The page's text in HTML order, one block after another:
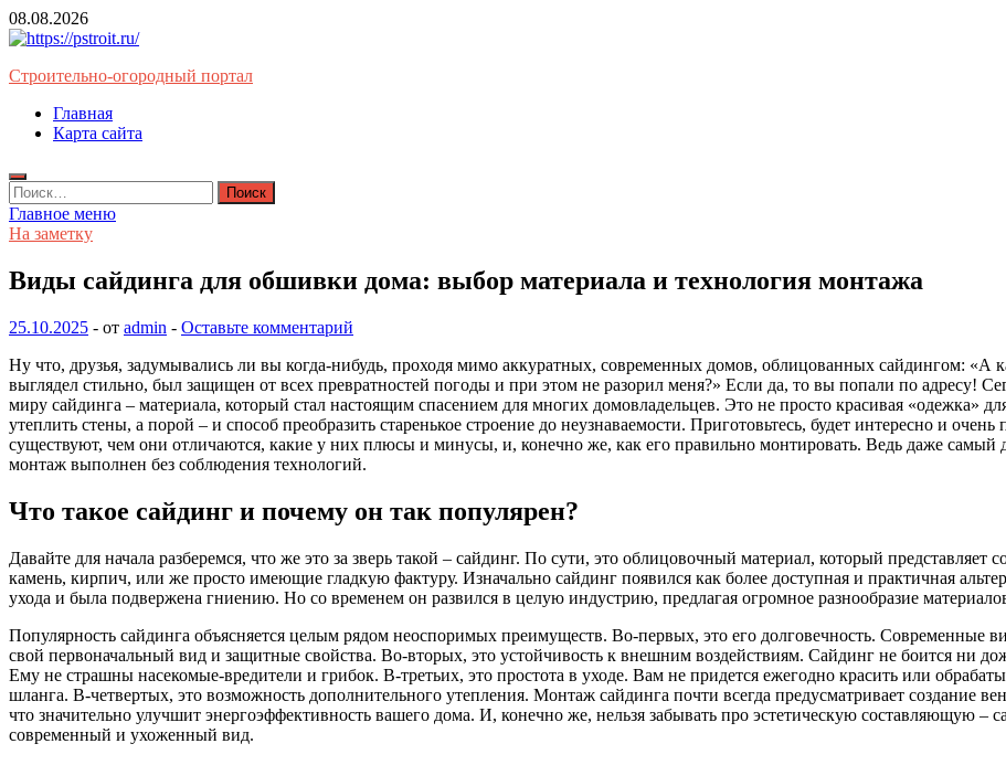
Перейти
к
08.08.2026
Строительно-огородный портал
Главная
Карта сайта
Найти:
Главное меню
На заметку
Виды сайдинга для обшивки дома: выбор материала и технология монтажа
25.10.2025 - от admin - Оставьте комментарий
Ну что, друзья, задумывались ли вы когда-нибудь, проходя мимо аккуратных, современных домов, облицованных сайдингом: «А
выглядел стильно, был защищен от всех превратностей погоды и при этом не разорил меня?» Если да, то вы попали по адресу!
миру сайдинга – материала, который стал настоящим спасением для многих домовладельцев. Это не просто красивая «одежка»
утеплить стены, а порой – и способ преобразить старенькое строение до неузнаваемости. Приготовьтесь, будет интересно и
существуют, чем они отличаются, какие у них плюсы и минусы, и, конечно же, как его правильно монтировать. Ведь даже самый
монтаж выполнен без соблюдения технологий.
Что такое сайдинг и почему он так популярен?
Давайте для начала разберемся, что же это за зверь такой – сайдинг. По сути, это облицовочный материал, который
камень, кирпич, или же просто имеющие гладкую фактуру. Изначально сайдинг появился как более доступная и практичная
ухода и была подвержена гниению. Но со временем он развился в целую индустрию, предлагая огромное разнообразие
Популярность сайдинга объясняется целым рядом неоспоримых преимуществ. Во-первых, это его долговечность. Современные
свой первоначальный вид и защитные свойства. Во-вторых, это устойчивость к внешним воздействиям. Сайдинг не боится ни
Ему не страшны насекомые-вредители и грибок. В-третьих, это простота в уходе. Вам не придется ежегодно красить или
шланга. В-четвертых, это возможность дополнительного утепления. Монтаж сайдинга почти всегда предусматривает создание
что значительно улучшит энергоэффективность вашего дома. И, конечно же, нельзя забывать про эстетическую составляющую –
современный и ухоженный вид.